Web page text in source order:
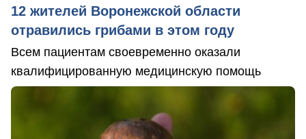
12 жителей Воронежской области
отравились грибами в этом году
Всем пациентам своевременно оказали
квалифицированную медицинскую помощь